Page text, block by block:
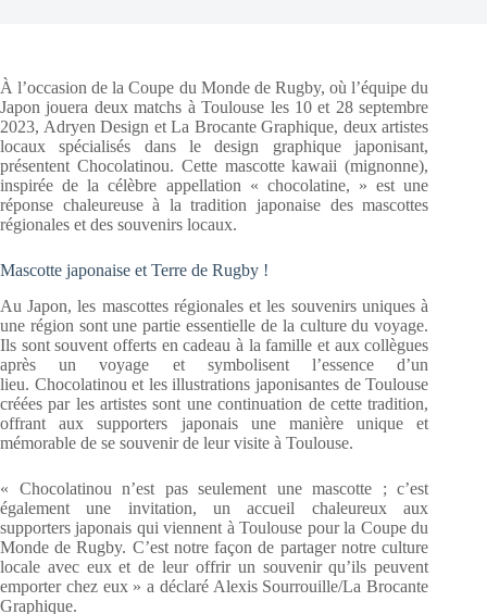
À l’occasion de la Coupe du Monde de Rugby, où l’équipe du
Japon jouera deux matchs à Toulouse les 10 et 28 septembre
2023, Adryen Design et La Brocante Graphique, deux artistes
locaux spécialisés dans le design graphique japonisant,
présentent Chocolatinou. Cette mascotte kawaii (mignonne),
inspirée de la célèbre appellation « chocolatine, » est une
réponse chaleureuse à la tradition japonaise des mascottes
régionales et des souvenirs locaux.
Mascotte japonaise et Terre de Rugby !
Au Japon, les mascottes régionales et les souvenirs uniques à
une région sont une partie essentielle de la culture du voyage.
Ils sont souvent offerts en cadeau à la famille et aux collègues
après un voyage et symbolisent l’essence d’un
lieu. Chocolatinou et les illustrations japonisantes de Toulouse
créées par les artistes sont une continuation de cette tradition,
offrant aux supporters japonais une manière unique et
mémorable de se souvenir de leur visite à Toulouse.
« Chocolatinou n’est pas seulement une mascotte ; c’est
également une invitation, un accueil chaleureux aux
supporters japonais qui viennent à Toulouse pour la Coupe du
Monde de Rugby. C’est notre façon de partager notre culture
locale avec eux et de leur offrir un souvenir qu’ils peuvent
emporter chez eux » a déclaré Alexis Sourrouille/La Brocante
Graphique.